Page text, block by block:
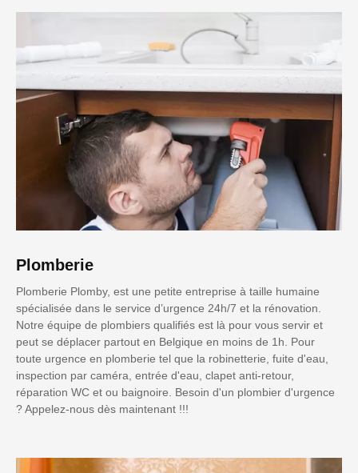
Plomberie
Plomberie Plomby, est une petite entreprise à taille humaine
spécialisée dans le service d’urgence 24h/7 et la rénovation.
Notre équipe de plombiers qualifiés est là pour vous servir et
peut se déplacer partout en Belgique en moins de 1h. Pour
toute urgence en plomberie tel que la robinetterie, fuite d'eau,
inspection par caméra, entrée d'eau, clapet anti-retour,
réparation WC et ou baignoire. Besoin d'un plombier d'urgence
? Appelez-nous dès maintenant !!!